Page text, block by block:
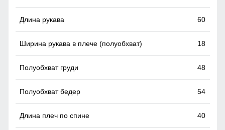
Пояс и шлевки
Элегантный пояс с шлевками подчеркните вашу талию и
добавьте фигуре изысканности.
60
18
48
54
40